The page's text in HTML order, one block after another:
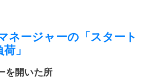
ネージャーの「スタート
」
を開いた所